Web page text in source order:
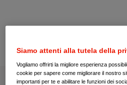
Siamo attenti alla tutela della
Vogliamo offrirti la migliore esperienza
cookie per sapere come migliorare il nostro
importanti per te e abilitare le funzioni dei